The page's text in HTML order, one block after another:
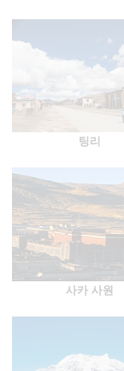
팅리
사카 사원